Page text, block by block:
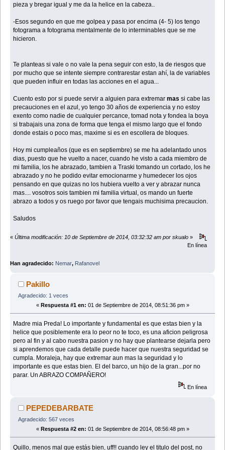
pieza y bregar igual y me da la helice en la cabeza..
-Esos segundo en que me golpea y pasa por encima (4- 5) los tengo
fotograma a fotograma mentalmente de lo interminables que se me
hicieron.
Te planteas si vale o no vale la pena seguir con esto, la de riesgos que
por mucho que se intente siempre contrarestar estan ahí, la de variables
que pueden influir en todas las acciones en el agua...
Cuento esto por si puede servir a alguien para extremarmas si cabe las
precauciones en el azul, yo tengo 30 años de experiencia y no estoy
exento como nadie de cualquier percance, tomad nota y fondea la boya
si trabajais una zona de forma que tenga el mismo largo que el fondo
donde estais o poco mas, maxime si es en escollera de bloques.
Hoy mi cumpleaños (que es en septiembre) se me ha adelantado unos
dias, puesto que he vuelto a nacer, cuando he visto a cada miembro de
mi familia, los he abrazado, tambien a Traski tomando un cortado, los he
abrazado y no he podido evitar emocionarme y humedecer los ojos
pensando en que quizas no los hubiera vuelto a ver y abrazar nunca
mas.... vosotros sois tambien mi familia virtual, os mando un fuerte
abrazo a todos y os ruego por favor que tengais muchisima precaucion.
Saludos
« Última modificación: 10 de Septiembre de 2014, 03:32:32 am por skualo »
En línea
Han agradecido: Nemar, Rafanovel
Pakillo
Agradecido: 1 veces
« Respuesta #1 en: 01 de Septiembre de 2014, 08:51:36 pm »
Madre mia Preda! Lo importante y fundamental es que estas bien y la
helice que posiblemente era lo peor no te toco, es una aficion peligrosa
pero al fin y al cabo nuestra pasion y no hay que plantearse dejarla pero
si aprendemos que cada detalle puede hacer que nuestra seguridad se
cumpla. Moraleja, hay que extremar aun mas la seguridad y lo
importante es que estas bien. El del barco, un hijo de la gran...por no
parar. Un ABRAZO COMPAÑERO!
En línea
PEPEDEBARBATE
Agradecido: 567 veces
« Respuesta #2 en: 01 de Septiembre de 2014, 08:56:48 pm »
Quillo, menos mal que estás bien, uff!! cuando ley el titulo del post, no